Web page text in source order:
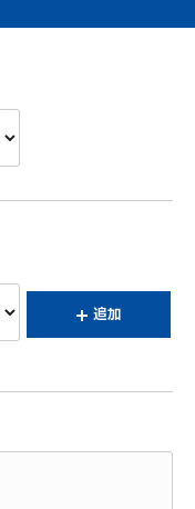
追加